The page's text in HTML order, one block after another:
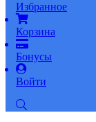
Избранное
Корзина
Бонусы
Войти